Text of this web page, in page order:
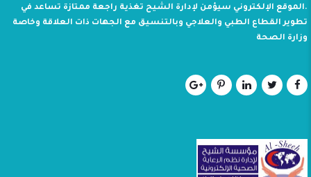
.الموقع الإلكتروني سيؤمن لإدارة الشيح تغذية راجعة ممتازة تساعد في
تطوير القطاع الطبي والعلاجي وبالتنسيق مع الجهات ذات العلاقة وخاصة
وزارة الصحة